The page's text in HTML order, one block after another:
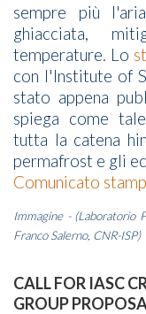
sempre più
ghiacciata,
temperature. Lo
con l'Institute of
stato appena
spiega come
tutta la catena
permafrost e gli
Comunicato
Immagine - (Laboratorio
Franco Salerno, CNR-ISP)
CALL FOR IASC
GROUP